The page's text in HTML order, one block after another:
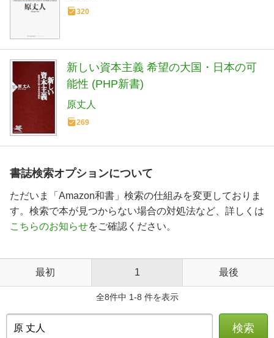
320
新しい資本主義 希望の大国・日本の可
能性 (PHP新書)
原丈人
269
書誌検索オプションについて
ただいま「Amazon和書」検索の仕組みを変更しておりま
す。検索で本が見つからない場合の対処法など、詳しくは
こちらのお知らせをご確認ください。
最初 1 最後
全8件中 1-8 件を表示
検索